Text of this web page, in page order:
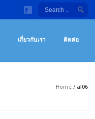
ง จักรยานออกกําลังกาย
จ้ง เครื่องซิทอัพ จักรยานออกกํา
เกี่ยวกับเรา ติดต่อ
Home / al06